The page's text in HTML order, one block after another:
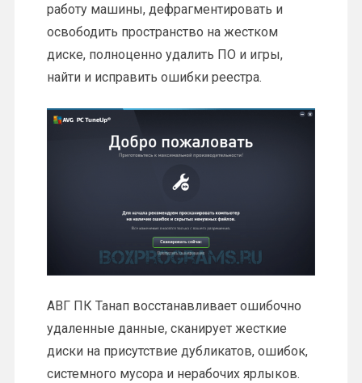
работу машины, дефрагментировать и
освободить пространство на жестком
диске, полноценно удалить ПО и игры,
найти и исправить ошибки реестра.
АВГ ПК Танап восстанавливает ошибочно
удаленные данные, сканирует жесткие
диски на присутствие дубликатов, ошибок,
системного мусора и нерабочих ярлыков.